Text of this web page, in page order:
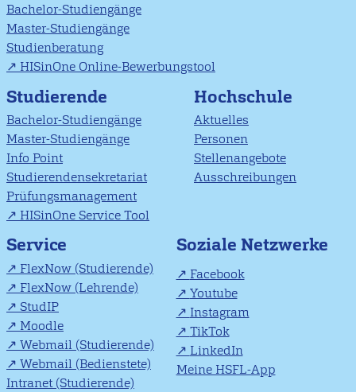
Bachelor-Studiengänge
Master-Studiengänge
Studienberatung
HISinOne Online-Bewerbungstool
Studierende
Bachelor-Studiengänge
Master-Studiengänge
Info Point
Studierendensekretariat
Prüfungsmanagement
HISinOne Service Tool
Hochschule
Aktuelles
Personen
Stellenangebote
Ausschreibungen
Service
FlexNow (Studierende)
FlexNow (Lehrende)
StudIP
Moodle
Webmail (Studierende)
Webmail (Bedienstete)
Intranet (Studierende)
Soziale Netzwerke
Facebook
Youtube
Instagram
TikTok
LinkedIn
Meine HSFL-App